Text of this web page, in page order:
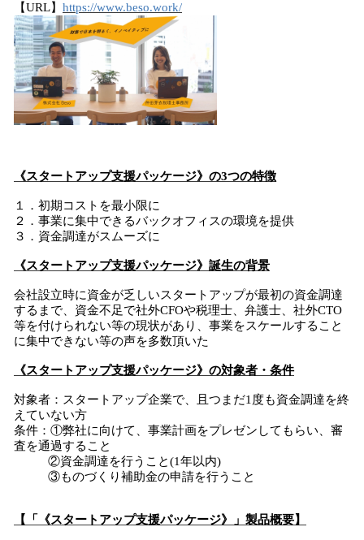
【URL】 https://www.beso.work/
《スタートアップ支援パッケージ》の3つの特徴
１．初期コストを最小限に
２．事業に集中できるバックオフィスの環境を提供
３．資金調達がスムーズに
《スタートアップ支援パッケージ》誕生の背景
会社設立時に資金が乏しいスタートアップが最初の資金調達
するまで、資金不足で社外CFOや税理士、弁護士、社外CTO
等を付けられない等の現状があり、事業をスケールすること
に集中できない等の声を多数頂いた
《スタートアップ支援パッケージ》 の対象者・条件
対象者：スタートアップ企業で、且つまだ1度も資金調達を終
えていない方
条件：①弊社に向けて、事業計画をプレゼンしてもらい、審
査を通過すること
②資金調達を行うこと(1年以内)
③ものづくり補助金の申請を行うこと
【「《スタートアップ支援パッケージ》」製品概要】